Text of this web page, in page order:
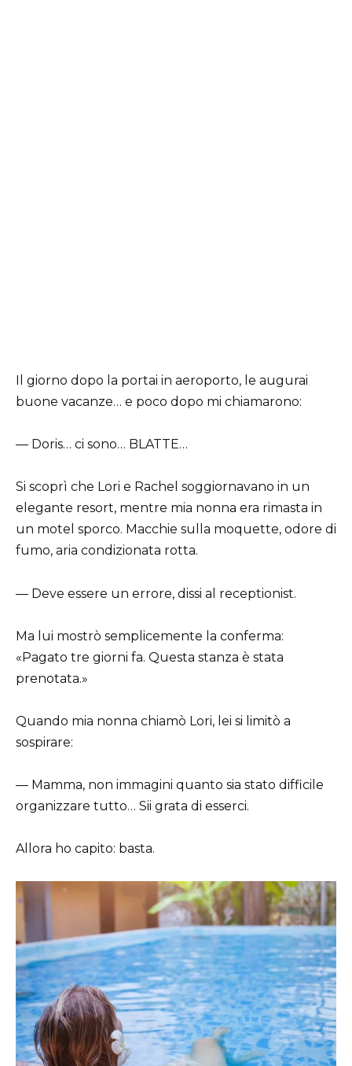
Il giorno dopo la portai in aeroporto, le augurai
buone vacanze… e poco dopo mi chiamarono:
— Doris… ci sono… BLATTE…
Si scoprì che Lori e Rachel soggiornavano in un
elegante resort, mentre mia nonna era rimasta in
un motel sporco. Macchie sulla moquette, odore di
fumo, aria condizionata rotta.
— Deve essere un errore, dissi al receptionist.
Ma lui mostrò semplicemente la conferma:
«Pagato tre giorni fa. Questa stanza è stata
prenotata.»
Quando mia nonna chiamò Lori, lei si limitò a
sospirare:
— Mamma, non immagini quanto sia stato difficile
organizzare tutto… Sii grata di esserci.
Allora ho capito: basta.